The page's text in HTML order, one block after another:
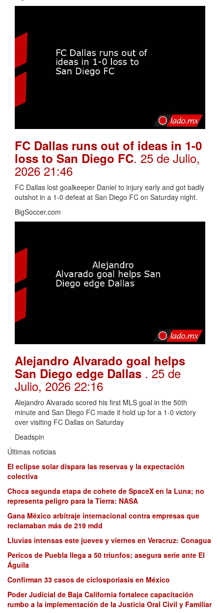
FC Dallas runs out of ideas in 1-0
loss to San Diego FC. 25 de Julio,
2026 21:46
FC Dallas lost goalkeeper Daniel to injury early and got badly
outshot in a 1-0 defeat at San Diego FC on Saturday night.
BigSoccer.com
Alejandro Alvarado goal helps
San Diego edge Dallas . 25 de
Julio, 2026 22:16
Alejandro Alvarado scored his first MLS goal in the 50th
minute and San Diego FC made it hold up for a 1-0 victory
over visiting FC Dallas on Saturday
Deadspin
Últimas noticias
El eclipse solar dispara las reservas y la expectación
colectiva
Choca segunda etapa de cohete de SpaceX en la Luna; no
representa peligro para la Tierra: NASA
Gana México arbitraje internacional contra empresas que
reclamaban más de 219 mdd
Lluvias intensas este jueves y viernes en Veracruz: Conagua
Pericos de Puebla llega a 50 triunfos; asegura serie ante El
Águila
Confirman 33 casos de ciclosporiasis en México
Poder Judicial de Baja California fortalece capacitación
rumbo a la implementación de la Justicia Oral Civil y Familiar